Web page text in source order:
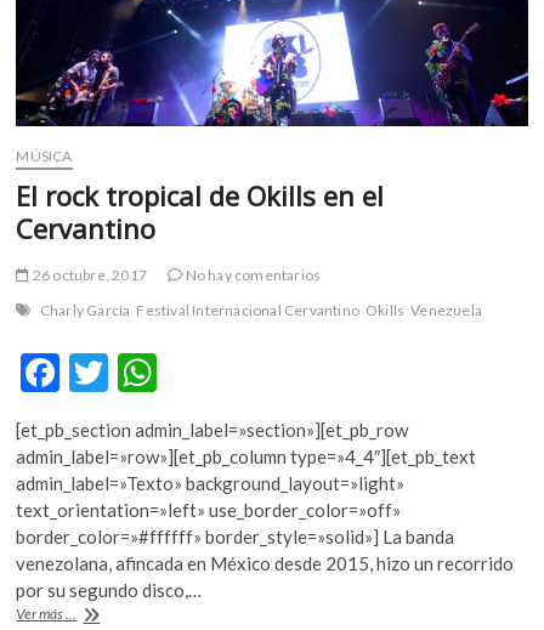
MÚSICA
El rock tropical de Okills en el
Cervantino
26 octubre, 2017
No hay comentarios
Charly García Festival Internacional Cervantino Okills Venezuela
F
e
b
o
o
k
T
w
itt
er
h
at
s
A
p
p
[et_pb_section admin_label=»section»][et_pb_row
admin_label=»row»][et_pb_column type=»4_4″][et_pb_text
admin_label=»Texto» background_layout=»light»
text_orientation=»left» use_border_color=»off»
border_color=»#ffffff» border_style=»solid»] La banda
venezolana, afincada en México desde 2015, hizo un recorrido
por su segundo disco,…
Ver más ...
El